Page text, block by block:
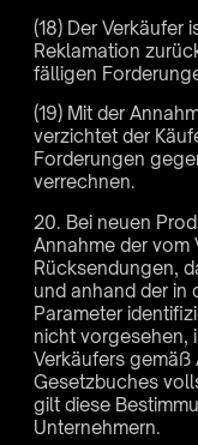
(18) Der Verkäufer
Reklamation
fälligen
(19) Mit der
verzichtet der
Forderungen
verrechnen.
20. Bei neuen
Annahme der vom
Rücksendungen,
und anhand der in
Parameter
nicht vorgesehen,
Verkäufers
Gesetzbuches
gilt diese
Unternehmern.